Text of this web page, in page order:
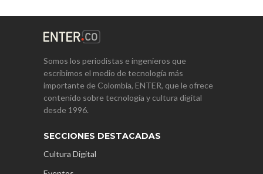
Somos los periodistas e ingenieros que
escribimos el medio de tecnología más
importante de Colombia, ENTER, que le ofrece
contenido sobre tecnología y cultura digital
desde 1996.
SECCIONES DESTACADAS
Cultura Digital